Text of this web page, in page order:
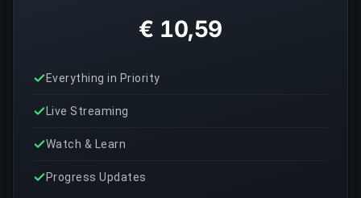
€ 10,59
Everything in Priority
Live Streaming
Watch & Learn
Progress Updates